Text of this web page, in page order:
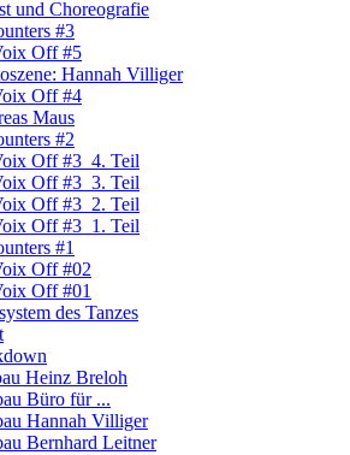
und Choreografie
#3
Off #5
Hannah Villiger
Off #4
Maus
#2
Off #3_4. Teil
Off #3_3. Teil
Off #3_2. Teil
Off #3_1. Teil
#1
Off #02
Off #01
des Tanzes
Heinz Breloh
Büro für ...
Hannah Villiger
Bernhard Leitner